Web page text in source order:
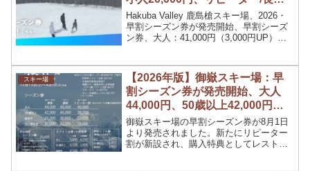
県民割：大人35,000円、小人
17,000円
Hakuba Valley 鹿島槍スキー場、2026・
早割シーズン券が発売開始、早割シーズ
ン券、大人：41,000円（3,000円UP）、
36,000円（1,000円UP）、小人：18,000
円（1,000円UP）。発売期間は10月1日～
1月4日まで。
スキー場
【2026年版】御嶽スキー場：早
割シーズン券が発売開始、大人
44,000円、50歳以上42,000円、
高校生25,000円、小中学生20,000
円、リピーター割が新設
御嶽スキー場の早割シーズン券が8月1日
より発売されました。新たにリピーター
割が新設され、購入特典としてレストラ